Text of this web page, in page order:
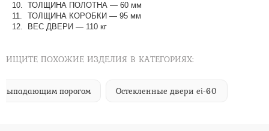
ТОЛЩИНА ПОЛОТНА — 60 мм
ТОЛЩИНА КОРОБКИ — 95 мм
ВЕС ДВЕРИ — 110 кг
ИЩИТЕ ПОХОЖИЕ ИЗДЕЛИЯ В КАТЕГОРИЯХ:
порогом Остекленные двери ei-60